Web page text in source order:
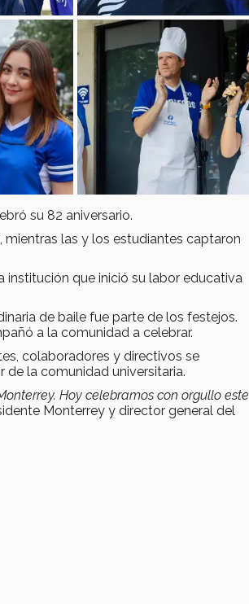
su 82 aniversario.
mientras las y los estudiantes captaron
institución que inició su labor educativa
de baile fue parte de los festejos.
a la comunidad a celebrar.
colaboradores y directivos se
de la comunidad universitaria.
Hoy celebramos con orgullo este
Monterrey y director general del